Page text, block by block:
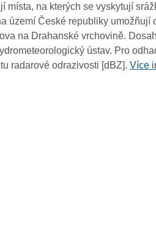
místa, na kterých se vyskytují
území České republiky umožňují
na Drahanské vrchovině.
ústav. Pro
radarové odrazivosti [dBZ].Více